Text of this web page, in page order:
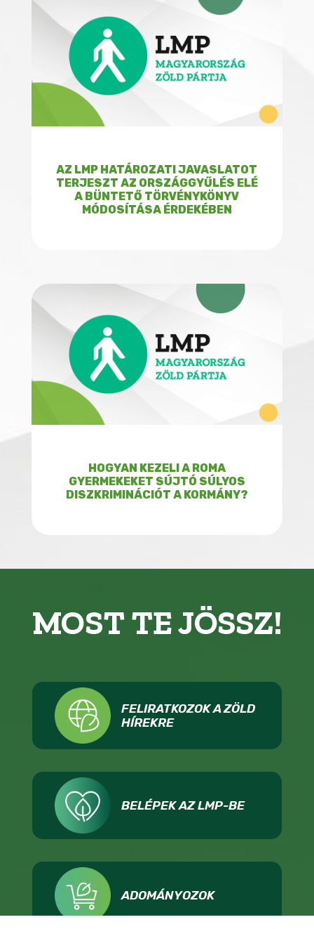
AZ LMP HATÁROZATI JAVASLATOT
TERJESZT AZ ORSZÁGGYŰLÉS ELÉ
A BÜNTETŐ TÖRVÉNYKÖNYV
MÓDOSÍTÁSA ÉRDEKÉBEN
HOGYAN KEZELI A ROMA
GYERMEKEKET SÚJTÓ SÚLYOS
DISZKRIMINÁCIÓT A KORMÁNY?
MOST TE JÖSSZ!
FELIRATKOZOK A ZÖLD
HÍREKRE
BELÉPEK AZ LMP-BE
ADOMÁNYOZOK